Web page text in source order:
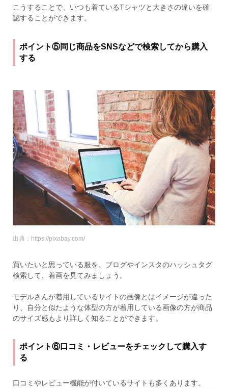
こうすることで、いつも着ているTシャツと大きさの違いを確
認することができます。
ポイント⑤同じ商品をSNSなどで検索してから購入
する
出典：https://pixabay.com/
買いたいと思っている服を、ブログやインスタのハッシュタグ
検索して、着画を見てみましょう。
モデルさんが着用しているサイトの画像とはイメージが違った
り、自分と似たような体型の方が着用している画像の方が商品
のサイズ感もより詳しく知ることができます。
ポイント⑥口コミ・レビューをチェックして購入す
る
口コミやレビュー機能が付いているサイトも多くあります。